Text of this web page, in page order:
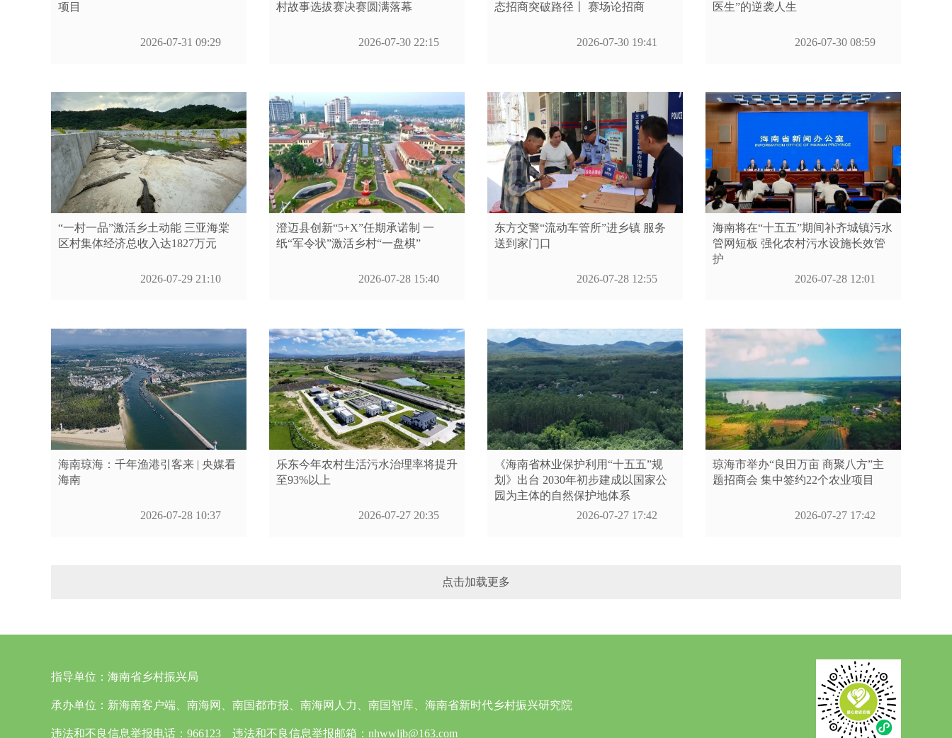
项目
2026-07-31 09:29
村故事选拔赛决赛圆满落幕
2026-07-30 22:15
态招商突破路径丨 赛场论招商
2026-07-30 19:41
医生”的逆袭人生
2026-07-30 08:59
“一村一品”激活乡土动能 三亚海棠
区村集体经济总收入达1827万元
2026-07-29 21:10
澄迈县创新“5+X”任期承诺制 一
纸“军令状”激活乡村“一盘棋”
2026-07-28 15:40
东方交警“流动车管所”进乡镇 服务
送到家门口
2026-07-28 12:55
海南将在“十五五”期间补齐城镇污水
管网短板 强化农村污水设施长效管
护
2026-07-28 12:01
海南琼海：千年渔港引客来 | 央媒看
海南
2026-07-28 10:37
乐东今年农村生活污水治理率将提升
至93%以上
2026-07-27 20:35
《海南省林业保护利用“十五五”规
划》出台 2030年初步建成以国家公
园为主体的自然保护地体系
2026-07-27 17:42
琼海市举办“良田万亩 商聚八方”主
题招商会 集中签约22个农业项目
2026-07-27 17:42
点击加载更多
指导单位： 海南省乡村振兴局
承办单位： 新海南客户端、南海网、南国都市报、南海网人力、南国智库、海南省新时代乡村振兴研究院
违法和不良信息举报电话：966123 违法和不良信息举报邮箱：nhwwljb@163.com